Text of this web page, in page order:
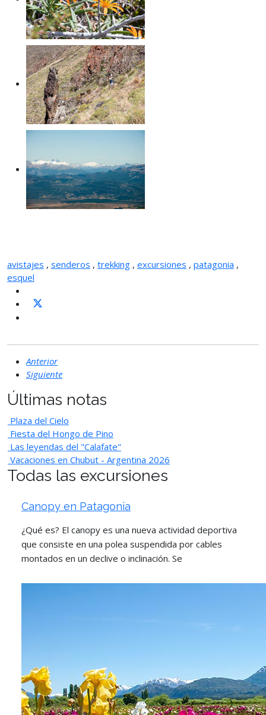
avistajes , senderos , trekking , excursiones , patagonia ,
esquel
Anterior
Siguiente
Últimas notas
Plaza del Cielo
Fiesta del Hongo de Pino
Las leyendas del "Calafate"
Vacaciones en Chubut - Argentina 2026
Todas las excursiones
Canopy en Patagonia
¿Qué es? El canopy es una nueva actividad deportiva
que consiste en una polea suspendida por cables
montados en un declive o inclinación. Se